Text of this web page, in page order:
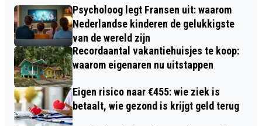
Psycholoog legt Fransen uit: waarom
Nederlandse kinderen de gelukkigste
van de wereld zijn
Recordaantal vakantiehuisjes te koop:
waarom eigenaren nu uitstappen
Eigen risico naar €455: wie ziek is
betaalt, wie gezond is krijgt geld terug